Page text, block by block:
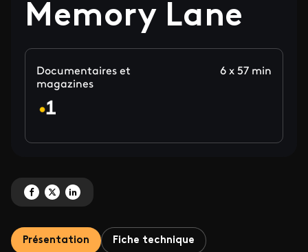
Memory Lane
Documentaires et
magazines
6 x 57 min
Partagez 'Memory Lane' sur Facebook
Partagez 'Memory Lane' sur X
Partagez 'Memory Lane' sur LinkedIn
Présentation Fiche technique